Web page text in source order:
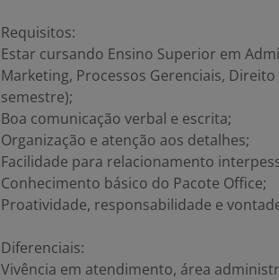
Requisitos:
Estar cursando Ensino Superior em
Marketing, Processos Gerenciais,
semestre);
Boa comunicação verbal e escrita;
Organização e atenção aos detalhes;
Facilidade para relacionamento
Conhecimento básico do Pacote Office;
Proatividade, responsabilidade e
Diferenciais:
Vivência em atendimento, área